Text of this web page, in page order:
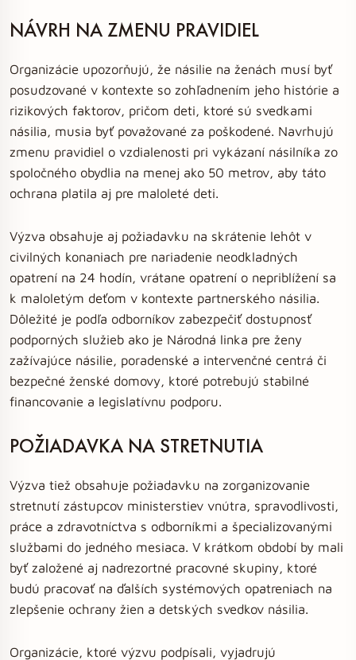
NÁVRH NA ZMENU PRAVIDIEL
Organizácie upozorňujú, že násilie na ženách musí byť
posudzované v kontexte so zohľadnením jeho histórie a
rizikových faktorov, pričom deti, ktoré sú svedkami
násilia, musia byť považované za poškodené. Navrhujú
zmenu pravidiel o vzdialenosti pri vykázaní násilníka zo
spoločného obydlia na menej ako 50 metrov, aby táto
ochrana platila aj pre maloleté deti.
Výzva obsahuje aj požiadavku na skrátenie lehôt v
civilných konaniach pre nariadenie neodkladných
opatrení na 24 hodín, vrátane opatrení o nepriblížení sa
k maloletým deťom v kontexte partnerského násilia.
Dôležité je podľa odborníkov zabezpečiť dostupnosť
podporných služieb ako je Národná linka pre ženy
zažívajúce násilie, poradenské a intervenčné centrá či
bezpečné ženské domovy, ktoré potrebujú stabilné
financovanie a legislatívnu podporu.
POŽIADAVKA NA STRETNUTIA
Výzva tiež obsahuje požiadavku na zorganizovanie
stretnutí zástupcov ministerstiev vnútra, spravodlivosti,
práce a zdravotníctva s odborníkmi a špecializovanými
službami do jedného mesiaca. V krátkom období by mali
byť založené aj nadrezortné pracovné skupiny, ktoré
budú pracovať na ďalších systémových opatreniach na
zlepšenie ochrany žien a detských svedkov násilia.
Organizácie, ktoré výzvu podpísali, vyjadrujú